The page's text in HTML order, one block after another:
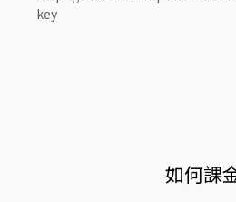
key
如何課